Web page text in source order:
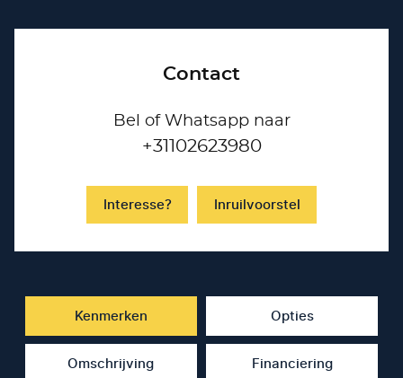
Contact
Bel of Whatsapp naar
+31102623980
Interesse? Inruilvoorstel
Kenmerken Opties
Omschrijving Financiering